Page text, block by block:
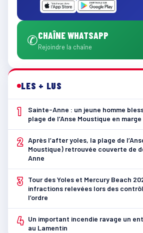
✆CHAÎNE WHATSAPP
Rejoindre la chaîne
LES + LUS
1
Sainte-Anne : un jeune homme
plage de l’Anse Moustique en
2 Après l’after yoles, la plage de
Moustique) retrouvée couverte de
Anne
3
Tour des Yoles et Mercury Beach
infractions relevées lors des
l’ordre
4 Un important incendie ravage un
au Lamentin